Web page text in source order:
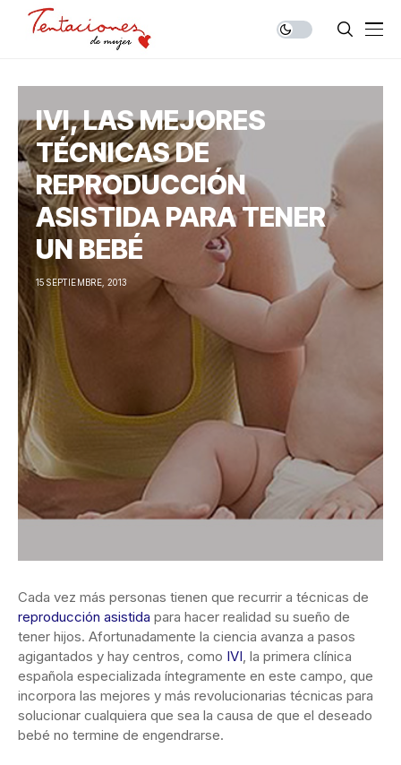
IVI, LAS MEJORES
TÉCNICAS DE
REPRODUCCIÓN
ASISTIDA PARA TENER
UN BEBÉ
15 SEPTIEMBRE, 2013
Cada vez más personas tienen que recurrir a técnicas de
reproducción asistida para hacer realidad su sueño de
tener hijos. Afortunadamente la ciencia avanza a pasos
agigantados y hay centros, como IVI, la primera clínica
española especializada íntegramente en este campo, que
incorpora las mejores y más revolucionarias técnicas para
solucionar cualquiera que sea la causa de que el deseado
bebé no termine de engendrarse.